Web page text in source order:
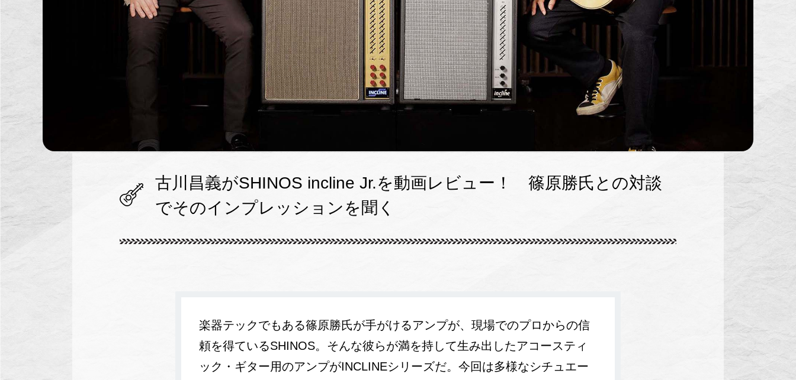
古川昌義がSHINOS incline Jr.を動画レビュー！ 篠原勝氏との対談
でそのインプレッションを聞く
楽器テックでもある篠原勝氏が手がけるアンプが、現場でのプロからの信
頼を得ているSHINOS。そんな彼らが満を持して生み出したアコースティ
ック・ギター用のアンプがINCLINEシリーズだ。今回は多様なシチュエー